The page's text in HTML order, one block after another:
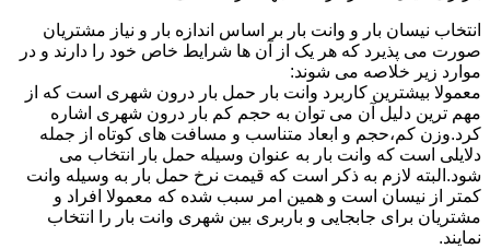
انتخاب نیسان بار و وانت بار بر اساس اندازه بار و نیاز مشتریان
صورت می پذیرد که هر یک از آن ها شرایط خاص خود را دارند و در
موارد زیر خلاصه می شوند:
معمولا بیشترین کاربرد وانت بار حمل بار درون شهری است که از
مهم ترین دلیل آن می توان به حجم کم بار درون شهری اشاره
کرد.وزن کم،حجم و ابعاد متناسب و مسافت های کوتاه از جمله
دلایلی است که وانت بار به عنوان وسیله حمل بار انتخاب می
شود.البته لازم به ذکر است که قیمت نرخ حمل بار به وسیله وانت
کمتر از نیسان است و همین امر سبب شده که معمولا افراد و
مشتریان برای جابجایی و باربری بین شهری وانت بار را انتخاب
نمایند.